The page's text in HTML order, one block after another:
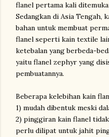
flanel pertama kali
Sedangkan di Asia Tengah,
bahan untuk membuat
flanel seperti kain textile
ketebalan yang berbeda-
yaitu flanel zephyr yang
pembuatannya.
Beberapa kelebihan kain
1) mudah dibentuk meski
2) pinggiran kain flanel
perlu dilipat untuk jahit